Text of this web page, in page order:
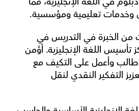
وخدمات تعليمية ومؤسسية.